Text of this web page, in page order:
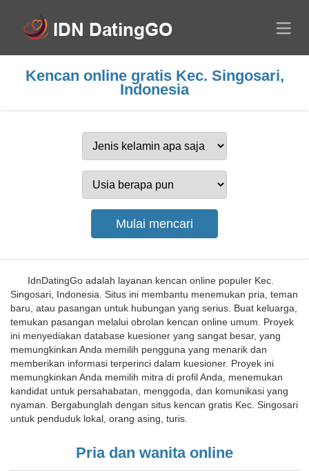
Kencan online gratis Kec. Singosari,
Indonesia
IdnDatingGo adalah layanan kencan online populer Kec.
Singosari, Indonesia. Situs ini membantu menemukan pria, teman
baru, atau pasangan untuk hubungan yang serius. Buat keluarga,
temukan pasangan melalui obrolan kencan online umum. Proyek
ini menyediakan database kuesioner yang sangat besar, yang
memungkinkan Anda memilih pengguna yang menarik dan
memberikan informasi terperinci dalam kuesioner. Proyek ini
memungkinkan Anda memilih mitra di profil Anda, menemukan
kandidat untuk persahabatan, menggoda, dan komunikasi yang
nyaman. Bergabunglah dengan situs kencan gratis Kec. Singosari
untuk penduduk lokal, orang asing, turis.
Pria dan wanita online